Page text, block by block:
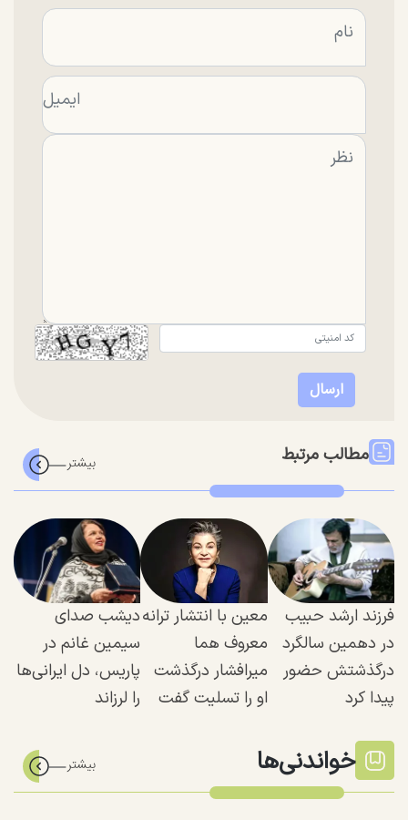
مطالب مرتبط
فرزند ارشد حبیب
در دهمین سالگرد
درگذشتش حضور
پیدا کرد
معین با انتشار ترانه
معروف هما
میرافشار درگذشت
او را تسلیت گفت
دیشب صدای
سیمین غانم در
پاریس، دل ایرانی‌ها
را لرزاند
خواندنی‌ها